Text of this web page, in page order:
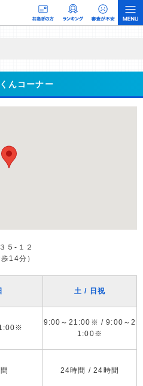
編集部の調査／ユーザーへの口コミ収集な
行っています。
んコーナー
５-１２
14分）
土 / 日祝
9:00～21:00※ / 9:00～2
1:00※
24時間 / 24時間